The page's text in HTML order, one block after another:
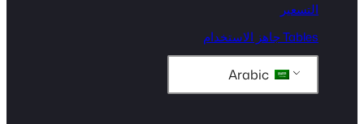
التسعير
Tables جاهز الاستخدام
Arabic